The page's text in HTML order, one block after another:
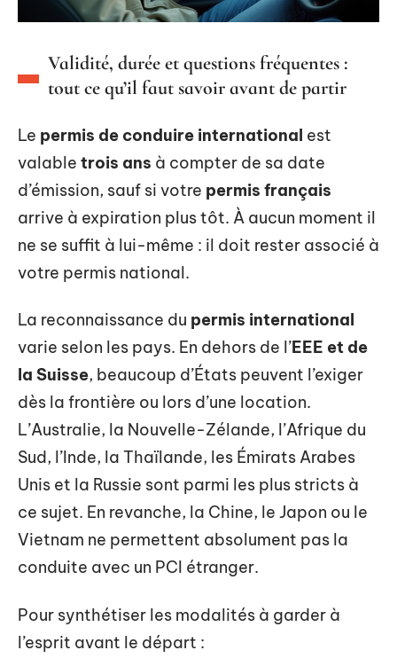
Validité, durée et questions fréquentes :
tout ce qu’il faut savoir avant de partir
Le permis de conduire international est
valable trois ans à compter de sa date
d’émission, sauf si votre permis français
arrive à expiration plus tôt. À aucun moment il
ne se suffit à lui-même : il doit rester associé à
votre permis national.
La reconnaissance du permis international
varie selon les pays. En dehors de l’EEE et de
la Suisse, beaucoup d’États peuvent l’exiger
dès la frontière ou lors d’une location.
L’Australie, la Nouvelle-Zélande, l’Afrique du
Sud, l’Inde, la Thaïlande, les Émirats Arabes
Unis et la Russie sont parmi les plus stricts à
ce sujet. En revanche, la Chine, le Japon ou le
Vietnam ne permettent absolument pas la
conduite avec un PCI étranger.
Pour synthétiser les modalités à garder à
l’esprit avant le départ :